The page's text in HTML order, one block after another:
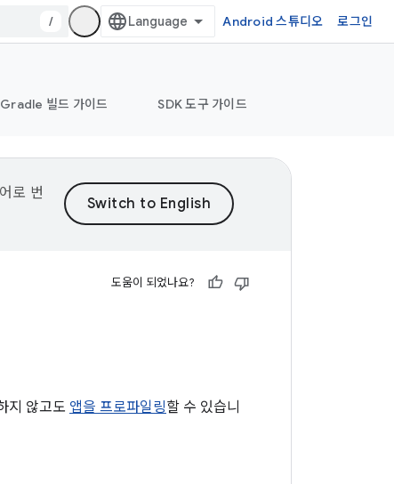
/ Android 스튜디오 로그인
Gradle 빌드 가이드 SDK 도구 가이드
로 번
도움이 되었나요?
지 않고도 앱을 프로파일링할 수 있습니